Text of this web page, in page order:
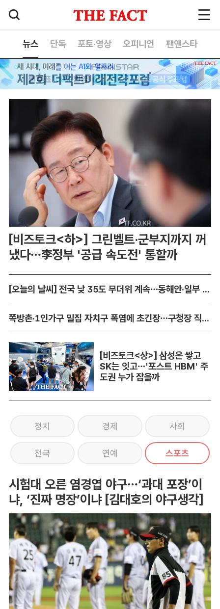
뉴스 단독 포토·영상 오피니언 팬앤스타
[비즈토크<하>] 그린벨트·군부지까지 꺼
냈다…李정부 '공급 속도전' 통할까
[오늘의 날씨] 전국 낮 35도 무더위 계속…동해안·일부 지역 비
쪽방촌·1인가구 밀집 자치구 폭염에 초긴장…구청장 직접 챙긴다
[비즈토크<상>] 삼성은 쌓고
SK는 잇고…'포스트 HBM' 주
도권 누가 잡을까
정치 경제 사회
전국 연예 스포츠
시험대 오른 염경엽 야구…‘과대 포장’이
냐, ‘진짜 명장’이냐 [김대호의 야구생각]